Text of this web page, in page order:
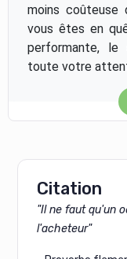
moins coûteuse
vous êtes en
performante, le
toute votre
Citation
"Il ne faut qu'un
l'acheteur"